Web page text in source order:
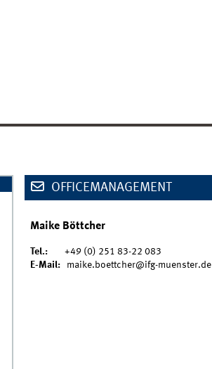
OFFICEMANAGEMENT
Maike Böttcher
Tel.: +49 (0) 251 83-22 083
E-Mail: maike.boettcher@ifg-muenster.de